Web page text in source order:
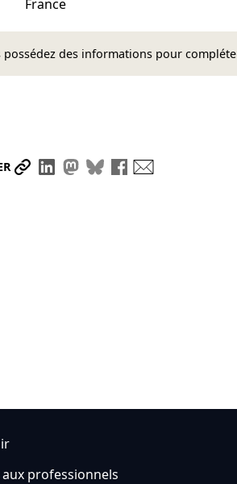
France
possédez des informations pour
Partager le lien
Partager sur LinkedIn
Partager sur Mastodon
Partager sur Bluesky
Partager sur
professionnels